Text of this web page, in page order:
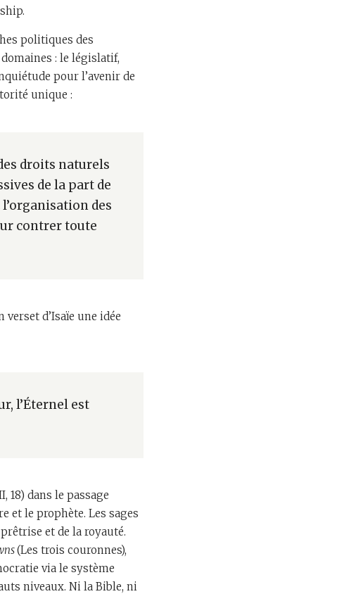
politiques des
: le législatif,
pour l’avenir de
unique :
droits naturels
de la part de
des
contrer toute
d’Isaïe une idée
l’Éternel est
dans le passage
et le prophète. Les sages
et de la royauté.
(Les trois couronnes),
via le système
niveaux. Ni la Bible, ni